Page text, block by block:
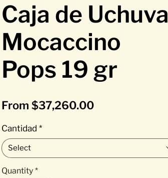
Caja de Uchuva
Mocaccino
Pops 19 gr
From $37,260.00Sale Price
Cantidad *
Select
Quantity *